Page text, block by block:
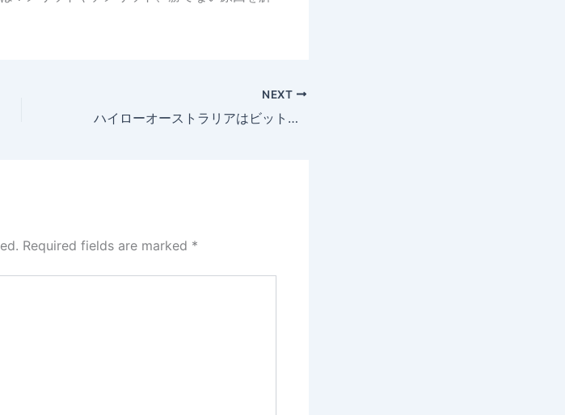
NEXT
ハイローオーストラリアはビットコイン取引できる？特徴や入金方法を解説
Required fields are marked *